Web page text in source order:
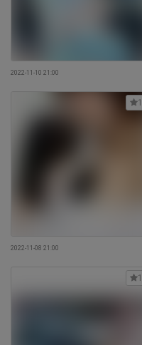
2022-11-10 21:00
2022-11-08 21:00